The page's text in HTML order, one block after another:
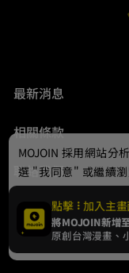
最新消息
相關條款
聯絡我們
© 2024
點擊 加入主
將MOJOIN新增
原創台灣漫畫、
MOJOIN 採用網站分
選 "我同意" 或繼續
Cookie，欲瞭解更多